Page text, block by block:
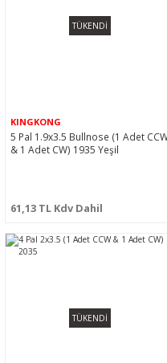
TÜKENDİ
KINGKONG
5 Pal 1.9x3.5 Bullnose (1 Adet
& 1 Adet CW) 1935 Yeşil
61,13 TL Kdv Dahil
TÜKENDİ